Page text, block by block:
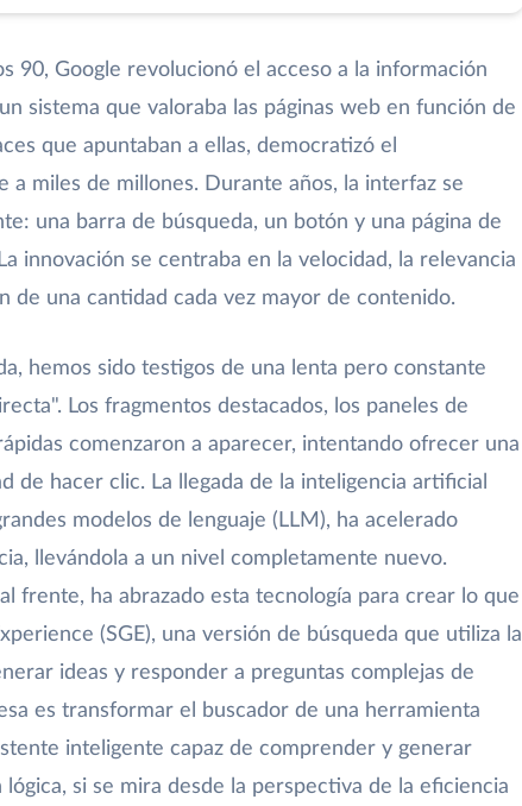
90, Google revolucionó el acceso a la información
sistema que valoraba las páginas web en función de
que apuntaban a ellas, democratizó el
a miles de millones. Durante años, la interfaz se
una barra de búsqueda, un botón y una página de
innovación se centraba en la velocidad, la relevancia
de una cantidad cada vez mayor de contenido.
hemos sido testigos de una lenta pero constante
Los fragmentos destacados, los paneles de
comenzaron a aparecer, intentando ofrecer una
de hacer clic. La llegada de la inteligencia artificial
modelos de lenguaje (LLM), ha acelerado
llevándola a un nivel completamente nuevo.
frente, ha abrazado esta tecnología para crear lo que
(SGE), una versión de búsqueda que utiliza la
ideas y responder a preguntas complejas de
es transformar el buscador de una herramienta
inteligente capaz de comprender y generar
si se mira desde la perspectiva de la eficiencia